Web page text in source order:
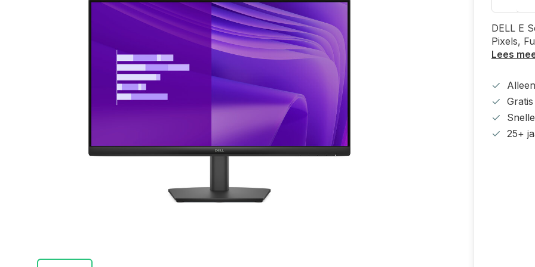
DELL E
Pixels,
Lees
25+